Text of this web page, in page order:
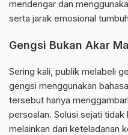
mendengar dan
serta jarak emosional
Gengsi Bukan Akar
Sering kali, publik melabeli
gengsi menggunakan
tersebut hanya
persoalan. Solusi sejati tidak
melainkan dari keteladanan